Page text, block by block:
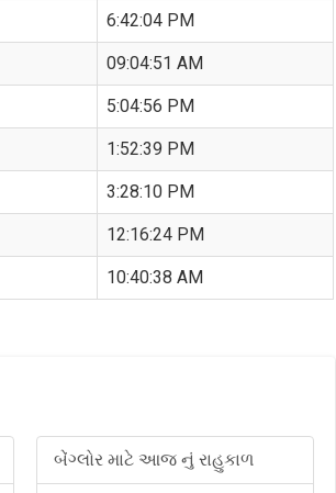
6:42:04 PM
09:04:51 AM
5:04:56 PM
1:52:39 PM
3:28:10 PM
12:16:24 PM
10:40:38 AM
બેંગ્લોર માટે આજ નું રાહુકાળ